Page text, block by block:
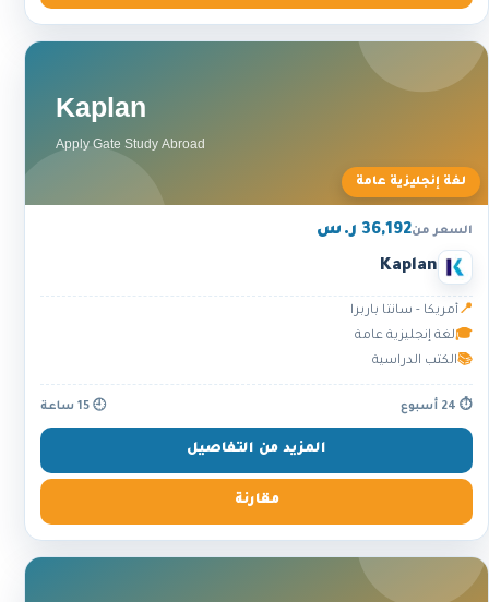
لغة إنجليزية عامة
السعر من36,192 ر.س
Kaplan
📍 أمريكا - سانتا باربرا
🎓لغة إنجليزية عامة
📚الكتب الدراسية
⏱ 24 أسبوع 🕘 15 ساعة
المزيد من التفاصيل
مقارنة